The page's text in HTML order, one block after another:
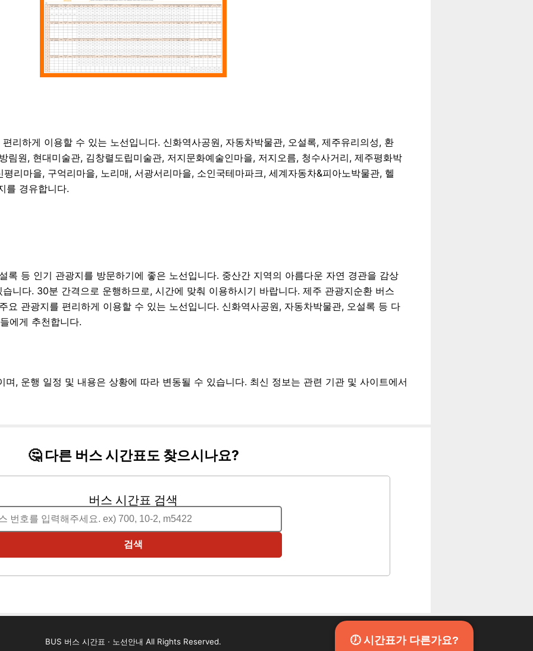
🕖 시간표가 다른가요?
리하게 이용할 수 있는 노선입니다. 신화역사공원, 자동차박물관, 오설록, 제주유리의성, 환
림원, 현대미술관, 김창렬도립미술관, 저지문화예술인마을, 저지오름, 청수사거리, 제주평화박
리마을, 구억리마을, 노리매, 서광서리마을, 소인국테마파크, 세계자동차&피아노박물관, 헬
를 경유합니다.
록 등 인기 관광지를 방문하기에 좋은 노선입니다. 중산간 지역의 아름다운 자연 경관을 감상
니다. 30분 간격으로 운행하므로, 시간에 맞춰 이용하시기 바랍니다. 제주 관광지순환 버스
요 관광지를 편리하게 이용할 수 있는 노선입니다. 신화역사공원, 자동차박물관, 오설록 등 다
에게 추천합니다.
, 운행 일정 및 내용은 상황에 따라 변동될 수 있습니다. 최신 정보는 관련 기관 및 사이트에서
🤔 다른 버스 시간표도 찾으시나요?
버스 시간표 검색
검색
BUS 버스 시간표 · 노선안내 All Rights Reserved.